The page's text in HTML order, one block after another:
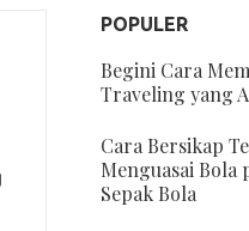
POPULER
Begini Cara
Traveling yang
Cara Bersikap
Menguasai Bola
Sepak Bola